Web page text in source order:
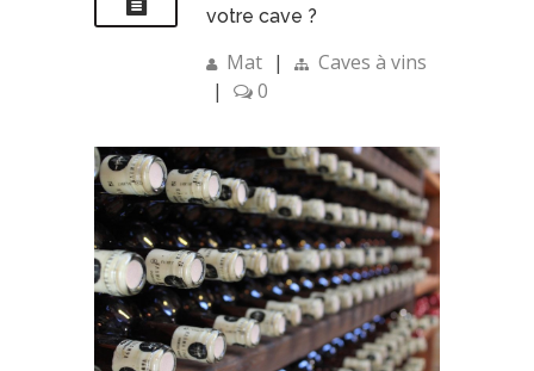
votre cave ?
Mat |
Caves à vins
|
0